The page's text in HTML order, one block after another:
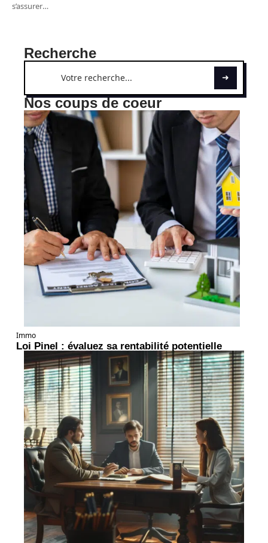
s’assurer…
Recherche
Nos coups de coeur
Immo
Loi Pinel : évaluez sa rentabilité potentielle